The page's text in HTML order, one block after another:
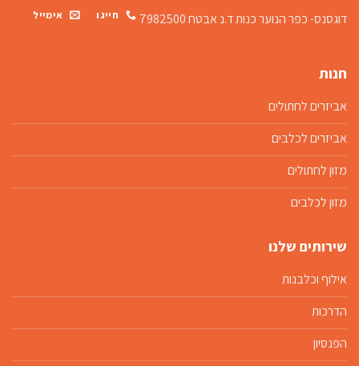
דוגסנס- כפר הנוער כנותד.נ אבטח 7982500 חייגו אימייל
חנות
אביזרים לחתולים
אביזרים לכלבים
מזון לחתולים
מזון לכלבים
שירותים שלנו
אילוף וכלבנות
הדרכות
הפנסיון